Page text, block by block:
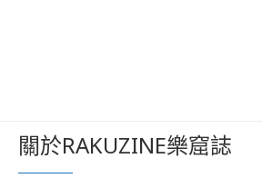
關於RAKUZINE樂窟誌